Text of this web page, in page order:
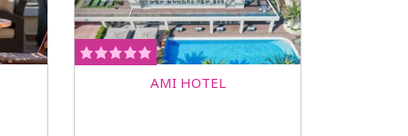
AMI HOTEL